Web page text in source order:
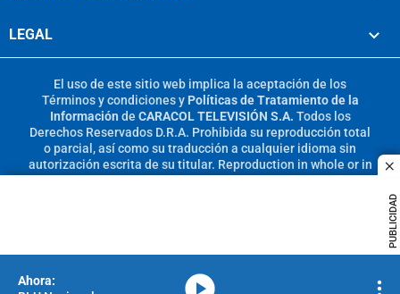
PUBLICIDAD
LEGAL
El uso de este sitio web implica la aceptación de los
Términos y condicionesy Políticas de Tratamiento de la
Información de CARACOL TELEVISIÓN S.A. Todos los
Derechos Reservados D.R.A. Prohibida su reproducción total
o parcial, así como su traducción a cualquier idioma sin
autorización escrita de su titular. Reproduction in whole or in